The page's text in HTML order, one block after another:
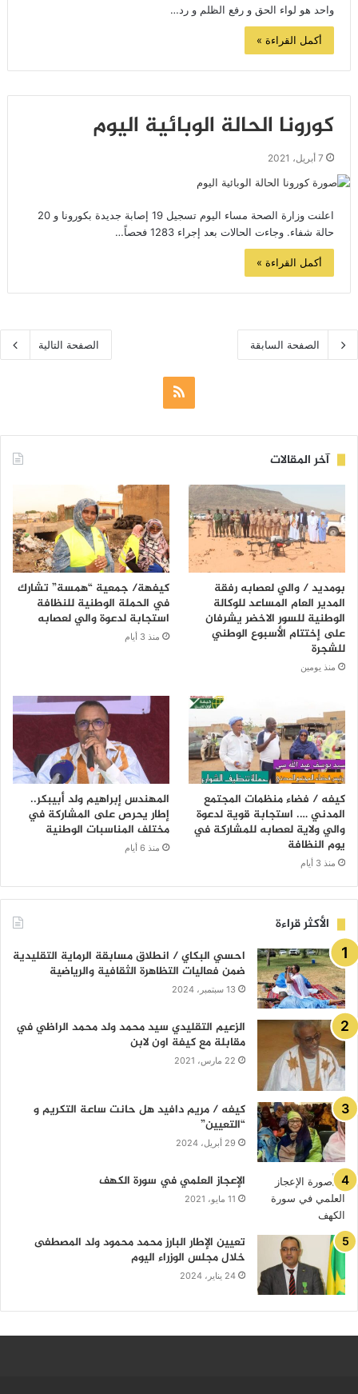
واحد هو لواء الحق و رفع الظلم و رد…
أكمل القراءة »
كورونا الحالة الوبائية اليوم
7 أبريل، 2021
اعلنت وزارة الصحة مساء اليوم تسجيل 19 إصابة جديدة بكورونا و 20
حالة شفاء. وجاءت الحالات بعد إجراء 1283 فحصاً…
أكمل القراءة »
الصفحة السابقة الصفحة التالية
ملخص
آخر المقالات
بومديد / والي لعصابه رفقة
المدير العام المساعد للوكالة
الوطنية للسور الاخضر يشرفان
على إختتام الأسبوع الوطني
للشجرة
منذ يومين
كيفهة/ جمعية “همسة” تشارك
في الحملة الوطنية للنظافة
استجابة لدعوة والي لعصابه
منذ 3 أيام
كيفه / فضاء منظمات المجتمع
المدني …. استجابة قوية لدعوة
والي ولاية لعصابه للمشاركة في
يوم النظافة
منذ 3 أيام
المهندس إبراهيم ولد أبيبكر..
إطار يحرص على المشاركة في
مختلف المناسبات الوطنية
منذ 6 أيام
الأكثر قراءة
احسي البكاي / انطلاق مسابقة الرماية التقليدية
ضمن فعاليات التظاهرة الثقافية والرياضية
13 سبتمبر، 2024
الزعيم التقليدي سيد محمد ولد محمد الراظي في
مقابلة مع كيفة اون لابن
22 مارس، 2021
كيفه / مريم دافيد هل حانت ساعة التكريم و
“التعيين”
29 أبريل، 2024
الإعجاز العلمي في سورة الكهف
11 مايو، 2021
تعيين الإطار البارز محمد محمود ولد المصطفى
خلال مجلس الوزراء اليوم
24 يناير، 2024